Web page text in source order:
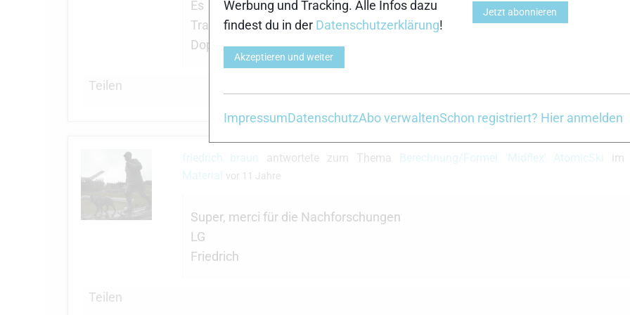
Es beginnt hier ja schon im Kinder- und Jugendbereich. Wenn ich
Trainingspläne der NAchwuchsläufer anschaue dann ist beim
Doppelstockanteil immens ho…
Teilen
friedrich braun antwortete zum Thema Berechnung/Formel 'Midflex' AtomicSki
im
Material
vor 11 Jahre
Super, merci für die Nachforschungen
LG
Friedrich
Teilen
Werbung und Tracking. Alle Infos dazu
findest du in der Datenschutzerklärung!
Akzeptieren und weiter
Jetzt abonnieren
ImpressumDatenschutzAbo verwaltenSchon registriert? Hier anmelden